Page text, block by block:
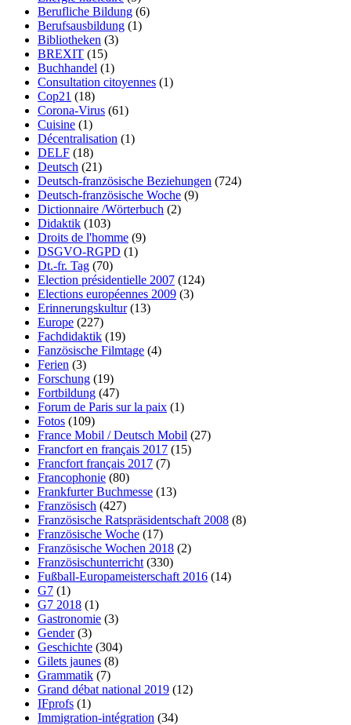
Berufliche Bildung (6)
Berufsausbildung (1)
Bibliotheken (3)
BREXIT (15)
Buchhandel (1)
Consultation citoyennes (1)
Cop21 (18)
Corona-Virus (61)
Cuisine (1)
Décentralisation (1)
DELF (18)
Deutsch (21)
Deutsch-französische Beziehungen (724)
Deutsch-französische Woche (9)
Dictionnaire /Wörterbuch (2)
Didaktik (103)
Droits de l'homme (9)
DSGVO-RGPD (1)
Dt.-fr. Tag (70)
Election présidentielle 2007 (124)
Elections européennes 2009 (3)
Erinnerungskultur(13)
Europe (227)
Fachdidaktik (19)
Fanzösische Filmtage (4)
Ferien (3)
Forschung (19)
Fortbildung (47)
Forum de Paris sur la paix (1)
Fotos (109)
France Mobil / Deutsch Mobil (27)
Francfort en français 2017 (15)
Francfort français 2017 (7)
Francophonie (80)
Frankfurter Buchmesse (13)
Französisch (427)
Französische Ratspräsidentschaft 2008 (8)
Französische Woche (17)
Französische Wochen 2018 (2)
Französischunterricht (330)
Fußball-Europameisterschaft 2016 (14)
G7 (1)
G7 2018 (1)
Gastronomie (3)
Gender(3)
Geschichte (304)
Gilets jaunes (8)
Grammatik (7)
Grand débat national 2019 (12)
IFprofs (1)
Immigration-intégration (34)